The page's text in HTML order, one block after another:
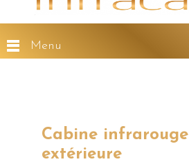
Menu
Cabine infrarouge
extérieure